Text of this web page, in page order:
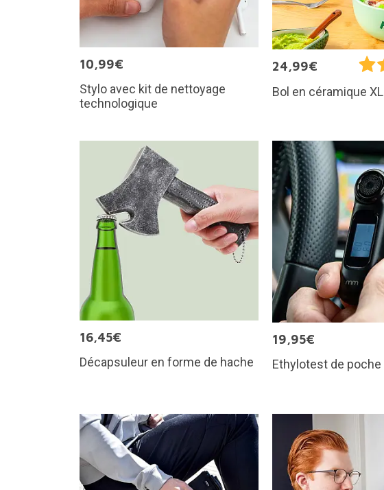
10,99€
Stylo avec kit de nettoyage
technologique
24,99€
Bol en céramique XL
16,45€
Décapsuleur en forme de hache
19,95€
Ethylotest de poche